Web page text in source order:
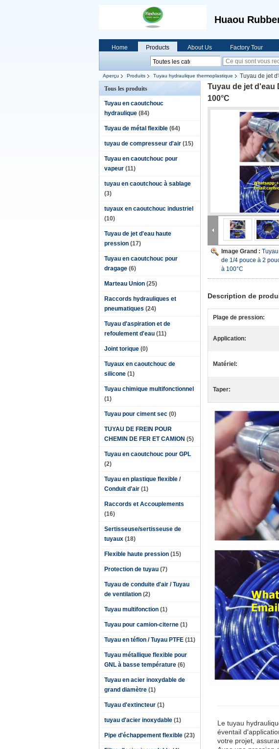
Huaou
Home Products About Us Factory Tour
Aperçu Produits Tuyau hydraulique thermoplastique
Tuyau de jet
Tous les produits
Tuyau en caoutchouc
hydraulique (84)
Tuyau de métal flexible (64)
tuyau de compresseur d'air (15)
Tuyau en caoutchouc pour
vapeur (11)
tuyau en caoutchouc à sablage
(3)
tuyaux en caoutchouc industriel
(10)
Tuyau de jet d'eau haute
pression (17)
Tuyau en caoutchouc pour
dragage (6)
Marteau Union (25)
Raccords hydrauliques et
pneumatiques (24)
Tuyau d'aspiration et de
refoulement d'eau (11)
Joint torique (0)
Tuyaux en caoutchouc de
silicone (1)
Tuyau chimique multifonctionnel
(1)
Tuyau pour ciment sec (0)
TUYAU DE FREIN POUR
CHEMIN DE FER ET CAMION (5)
Tuyau en caoutchouc pour GPL
(2)
Tuyau en plastique flexible /
Conduit d'air (1)
Raccords et Accouplements
(16)
Sertisseuse/sertisseuse de
tuyaux (18)
Flexible haute pression (15)
Protection de tuyau (7)
Tuyau de conduite d'air / Tuyau
de ventilation (2)
Tuyau multifonction (1)
Tuyau pour camion-citerne (1)
Tuyau en téflon / Tuyau PTFE (11)
Tuyau métallique flexible pour
GNL à basse température (6)
Tuyau en acier inoxydable de
grand diamètre (1)
Tuyau d'extincteur (1)
tuyau d'acier inoxydable (1)
Pipe d'échappement flexible (23)
Tuyau de jet d'eau
100°C
Image Grand :
de 1/4 pouce à 2
à 100°C
Description de
Plage de pression:
Application:
Matériel:
Taper:
Le tuyau
éventail
votre projet,